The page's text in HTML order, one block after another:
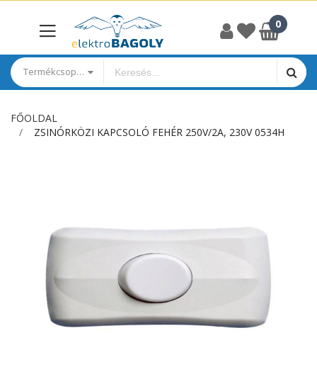
Termékcsoportok
FŐOLDAL
ZSINÓRKÖZI KAPCSOLÓ FEHÉR 250V/2A, 230V 0534H